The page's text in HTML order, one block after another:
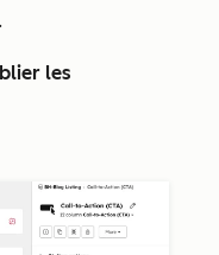
.
les